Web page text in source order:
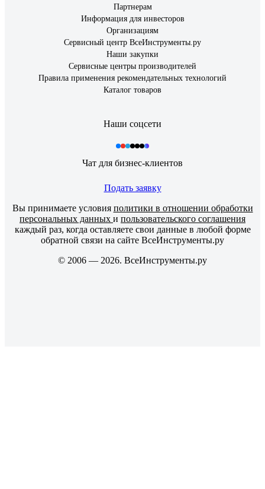
Партнерам
Информация для инвесторов
Организациям
Сервисный центр ВсеИнструменты.ру
Наши закупки
Сервисные центры производителей
Правила применения рекомендательных технологий
Каталог товаров
Наши соцсети
Чат для бизнес-клиентов
Подать заявку
Вы принимаете условия политики в отношении обработки
персональных данных и пользовательского соглашения
каждый раз, когда оставляете свои данные в любой форме
обратной связи на сайте ВсеИнструменты.ру
© 2006 — 2026. ВсеИнструменты.ру